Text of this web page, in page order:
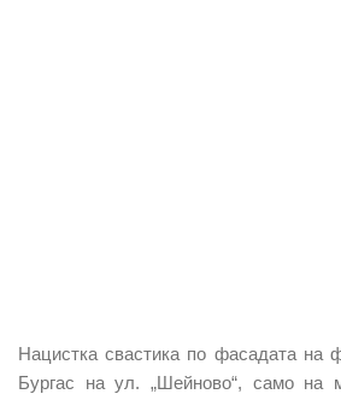
Нацистка свастика по фасадата
Бургас на ул. „Шейново“, само на